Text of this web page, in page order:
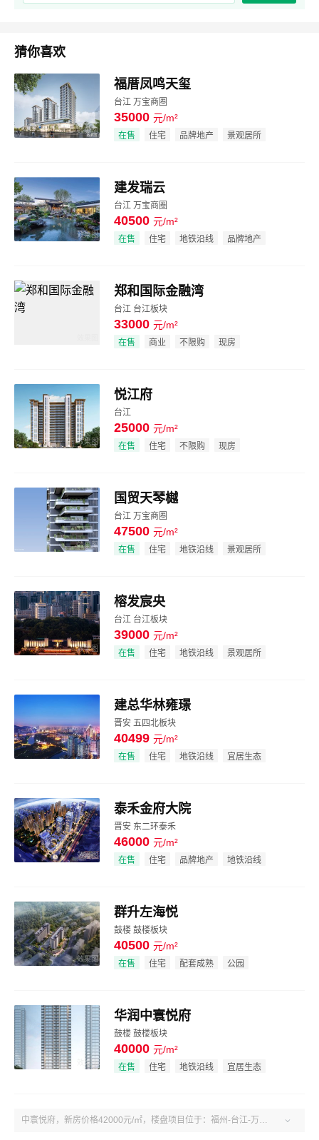
猜你喜欢
效果图
福厝凤鸣天玺
台江 万宝商圈
35000 元/m²
在售 住宅 品牌地产 景观居所
效果图
建发瑞云
台江 万宝商圈
40500 元/m²
在售 住宅 地铁沿线 品牌地产
郑和国际金融湾
台江 台江板块
33000 元/m²
在售 商业 不限购 现房
效果图
悦江府
台江
25000 元/m²
在售 住宅 不限购 现房
效果图
国贸天琴樾
台江 万宝商圈
47500 元/m²
在售 住宅 地铁沿线 景观居所
效果图
榕发宸央
台江 台江板块
39000 元/m²
在售 住宅 地铁沿线 景观居所
效果图
建总华林雍璟
晋安 五四北板块
40499 元/m²
在售 住宅 地铁沿线 宜居生态
效果图
泰禾金府大院
晋安 东二环泰禾
46000 元/m²
在售 住宅 品牌地产 地铁沿线
效果图
群升左海悦
鼓楼 鼓楼板块
40500 元/m²
在售 住宅 配套成熟 公园
效果图
华润中寰悦府
鼓楼 鼓楼板块
40000 元/m²
在售 住宅 地铁沿线 宜居生态
